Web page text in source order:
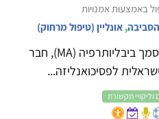
, אונליין (טיפול מרחוק)
פסיכואנליטיקאי , מטפל מוסמך ביבליותרפיה (MA), חבר
לפסיכואנליזה...
וליקויי תקשורת